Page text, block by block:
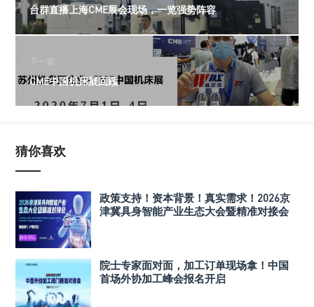
台群直播上海CME展会现场，一览强势阵容
下一篇
CME中国机床展回顾
猜你喜欢
政策支持！资本背景！真实需求！2026京
津冀具身智能产业生态大会暨精准对接会
院士专家面对面，加工订单现场拿！中国
首场外协加工峰会报名开启